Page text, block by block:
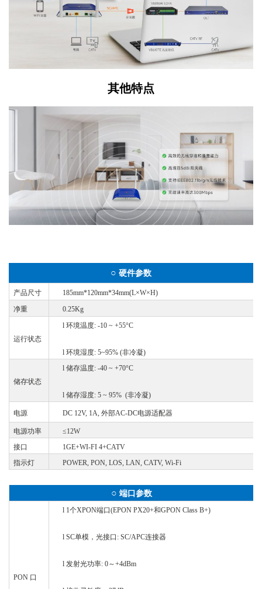
其他特点
○ 硬件参数
产品尺寸
185mm*120mm*34mm(L×W×H)
净重
0.25Kg
运行状态
l 环境温度: -10 ~ +55°C
l 环境湿度: 5~95% (非冷凝)
储存状态
l 储存温度: -40 ~ +70°C
l 储存湿度: 5 ~ 95% (非冷凝)
电源 DC 12V, 1A, 外部AC-DC电源适配器
电源功率
≤12W
接口
1GE+WI-FI 4+CATV
指示灯
POWER, PON, LOS, LAN, CATV, Wi-Fi
○ 端口参数
PON 口
l 1个XPON端口(EPON PX20+和GPON Class B+)
l SC单模，光接口: SC/APC连接器
l 发射光功率: 0～+4dBm